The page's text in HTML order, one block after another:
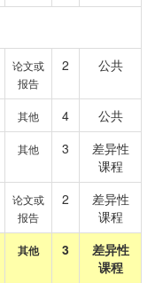
论文或
报告
2 公共
其他 4
公共
其他 3
差异性
课程
论文或
报告
2
差异性
课程
其他 3
差异性
课程